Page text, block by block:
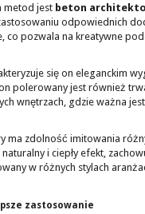
metod jest beton
odpowiednich
co pozwala na kreatywne
się on eleganckim
polerowany jest również
wnętrzach, gdzie ważna
ma zdolność imitowania
i ciepły efekt,
w różnych stylach
zastosowanie